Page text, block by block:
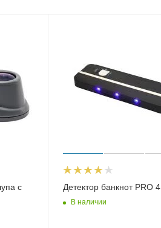
с
Детектор банкнот PRO
В наличии